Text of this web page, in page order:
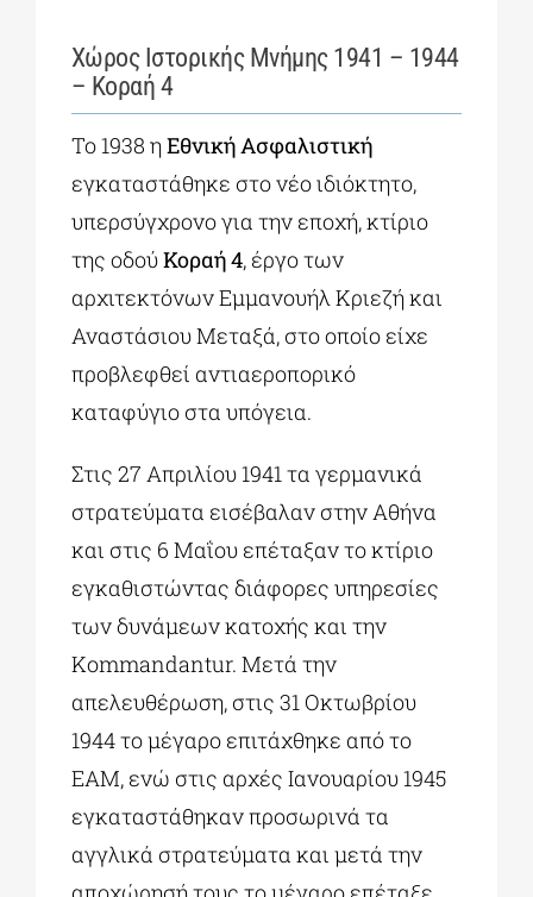
Χώρος Ιστορικής Μνήμης 1941 – 1944
– Κοραή 4
Το 1938 ηΕθνική Ασφαλιστική
εγκαταστάθηκε στο νέο ιδιόκτητο,
υπερσύγχρονο για την εποχή, κτίριο
της οδούΚοραή 4, έργο των
αρχιτεκτόνων Εμμανουήλ Κριεζή και
Αναστάσιου Μεταξά, στο οποίο είχε
προβλεφθεί αντιαεροπορικό
καταφύγιο στα υπόγεια.
Στις 27 Απριλίου 1941 τα γερμανικά
στρατεύματα εισέβαλαν στην Αθήνα
και στις 6 Μαΐου επέταξαν το κτίριο
εγκαθιστώντας διάφορες υπηρεσίες
των δυνάμεων κατοχής και την
Kommandantur. Μετά την
απελευθέρωση, στις 31 Οκτωβρίου
1944 το μέγαρο επιτάχθηκε από το
ΕΑΜ, ενώ στις αρχές Ιανουαρίου 1945
εγκαταστάθηκαν προσωρινά τα
αγγλικά στρατεύματα και μετά την